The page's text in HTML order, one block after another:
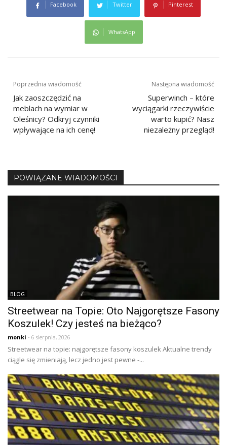
Facebook Twitter Pinterest
WhatsApp
Nawigacja
wpisu
Poprzednia wiadomość
Jak zaoszczędzić na
meblach na wymiar w
Oleśnicy? Odkryj czynniki
wpływające na ich cenę!
Następna wiadomość
Superwinch – które
wyciągarki rzeczywiście
warto kupić? Nasz
niezależny przegląd!
POWIĄZANE WIADOMOŚCI
BLOG
Streetwear na Topie: Oto Najgorętsze Fasony
Koszulek! Czy jesteś na bieżąco?
monki - 6 sierpnia, 2026
Streetwear na topie: najgorętsze fasony koszulek Aktualne trendy
ciągle się zmieniają, lecz jedno jest pewne -...